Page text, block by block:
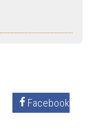
Facebook